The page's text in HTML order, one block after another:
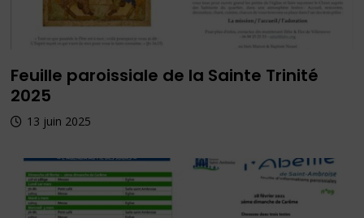
Feuille paroissiale de la Sainte Trinité
2025
13 juin 2025